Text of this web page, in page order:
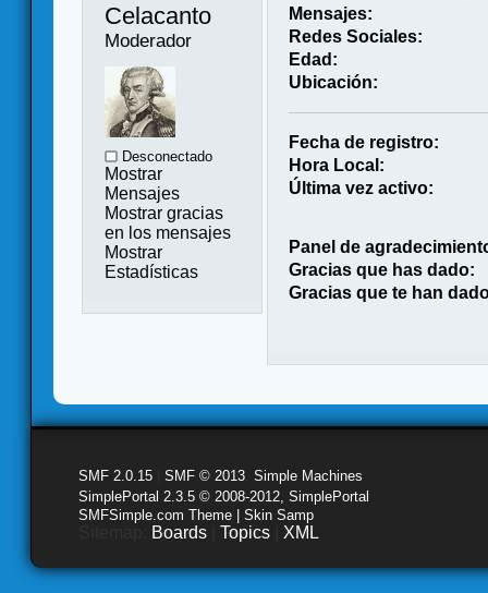
Celacanto
Moderador
Desconectado
Mostrar
Mensajes
Mostrar gracias
en los mensajes
Mostrar
Estadísticas
Mensajes:
Redes Sociales:
Edad:
Ubicación:
Fecha de registro:
Hora Local:
Última vez activo:
Panel de
Gracias que has dado:
Gracias que te han
SMF 2.0.15 SMF © 2013 Simple Machines
SimplePortal 2.3.5 © 2008-2012, SimplePortal
SMFSimple.com Theme | Skin Samp
Boards Topics XML